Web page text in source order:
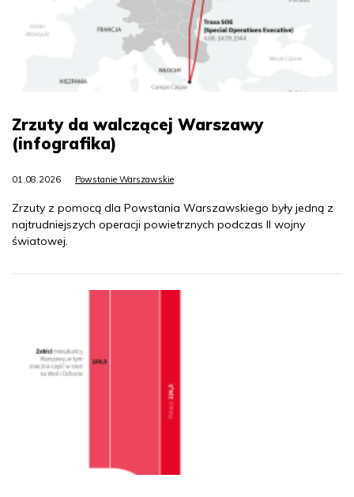
Zrzuty da walczącej Warszawy
(infografika)
01.08.2026 Powstanie Warszawskie
Zrzuty z pomocą dla Powstania Warszawskiego były jedną z
najtrudniejszych operacji powietrznych podczas II wojny
światowej.